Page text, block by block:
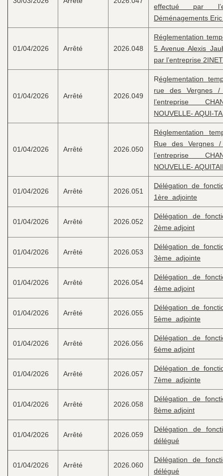
effectué par
Déménagements
01/04/2026 Arrêté 2026.048
Réglementation
5 Avenue Alexis
par l’entreprise
01/04/2026 Arrêté 2026.049
Réglementation
rue des Vergnes /
l’entreprise
NOUVELLE- AQUI-
01/04/2026 Arrêté 2026.050
Réglementation
Rue des Vergnes
l’entreprise
NOUVELLE-
01/04/2026 Arrêté 2026.051
Délégation de
1ère adjointe
01/04/2026 Arrêté 2026.052
Délégation de
2ème adjoint
01/04/2026 Arrêté 2026.053
Délégation de
3ème adjointe
01/04/2026 Arrêté 2026.054
Délégation de
4ème adjoint
01/04/2026 Arrêté 2026.055
Délégation de
5ème adjointe
01/04/2026 Arrêté 2026.056
Délégation de
6ème adjoint
01/04/2026 Arrêté 2026.057
Délégation de
7ème adjointe
01/04/2026 Arrêté 2026.058
Délégation de
8ème adjoint
01/04/2026 Arrêté 2026.059
Délégation de
délégué
01/04/2026 Arrêté 2026.060
Délégation de
délégué